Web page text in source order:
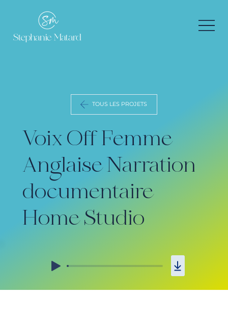
TOUS LES PROJETS
Voix Off Femme
Anglaise Narration
documentaire
Home Studio